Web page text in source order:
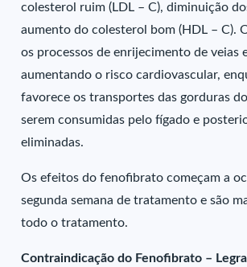
colesterol ruim (LDL – C), diminuição
aumento do colesterol bom (HDL – C).
os processos de enrijecimento de veias
aumentando o risco cardiovascular,
favorece os transportes das gorduras
serem consumidas pelo fígado e
eliminadas.
Os efeitos do fenofibrato começam a
segunda semana de tratamento e são
todo o tratamento.
Contraindicação do Fenofibrato –